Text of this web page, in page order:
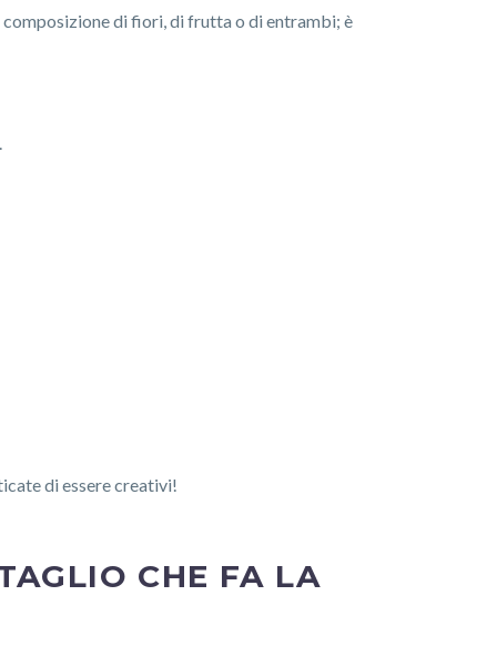
composizione di fiori, di frutta o di entrambi; è
di essere creativi!
CHE FA LA